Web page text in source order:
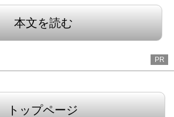
本文を読む
PR
トップページ